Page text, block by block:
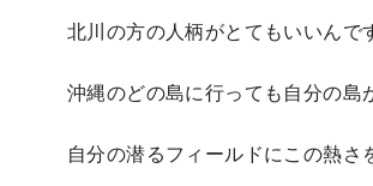
北川の方の人柄がとてもいいんで
沖縄のどの島に行っても自分の島
自分の潜るフィールドにこの熱さ